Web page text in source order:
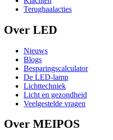
Terughaalacties
Over LED
Nieuws
Blogs
Besparingscalculator
De LED-lamp
Lichttechniek
Licht en gezondheid
Veelgestelde vragen
Over MEIPOS